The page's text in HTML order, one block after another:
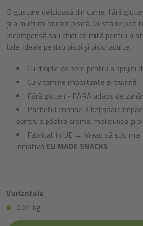
O gustare delicioasă din carne, fără
și a mulțumi oricare pisică. Gustările pot
recompensă sau chiar ca mită pentru a
tale. Ideale pentru pisoi și pisici adulte.
Cu drojdie de bere pentru a sprijini
Cu vitamine importante și taurină
Fără gluten - FĂRĂ adaos de zahăr
Pachetul conține 3 bețișoare
pentru a păstra aroma, moliciunea și
Fabricat în UE → Vreau să știu
inițiativă EU MADE SNACKS
Variantele
0.01 kg